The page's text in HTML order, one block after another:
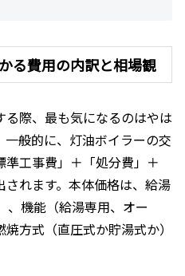
る費用の内訳と相場観
際、最も気になるのはやは
般的に、灯油ボイラーの交
工事費」＋「処分費」＋
されます。本体価格は、給湯
、機能（給湯専用、オー
方式（直圧式か貯湯式か）